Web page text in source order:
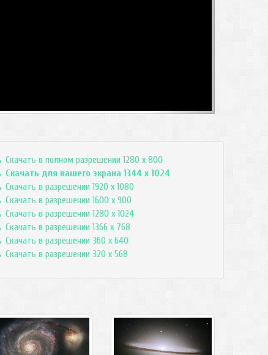
Скачать в полном разрешении 1280 x 800
Скачать для вашего экрана 1344 x 1024
Скачать в разрешении 1920 x 1080
Скачать в разрешении 1600 x 900
Скачать в разрешении 1280 x 1024
Скачать в разрешении 1366 x 768
Скачать в разрешении 360 x 640
Скачать в разрешении 320 x 568